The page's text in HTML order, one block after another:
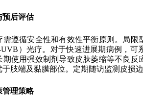
预后评估
需遵循安全性和有效性平衡原则。局
）光疗。对于快速进展期病例，
期使用强效制剂导致皮肤萎缩等不良
肢端及黏膜部位。定期随访监测皮损
管理策略